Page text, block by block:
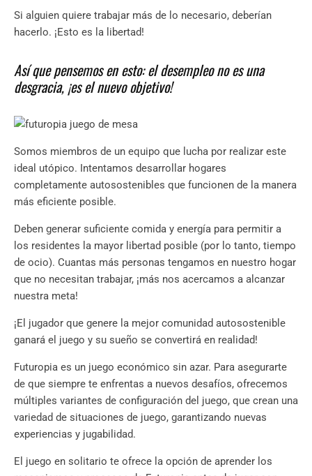
Si alguien quiere trabajar más de lo necesario, deberían
hacerlo. ¡Esto es la libertad!
Así que pensemos en esto: el desempleo no es una
desgracia, ¡es el nuevo objetivo!
Somos miembros de un equipo que lucha por realizar este
ideal utópico. Intentamos desarrollar hogares
completamente autosostenibles que funcionen de la manera
más eficiente posible.
Deben generar suficiente comida y energía para permitir a
los residentes la mayor libertad posible (por lo tanto, tiempo
de ocio). Cuantas más personas tengamos en nuestro hogar
que no necesitan trabajar, ¡más nos acercamos a alcanzar
nuestra meta!
¡El jugador que genere la mejor comunidad autosostenible
ganará el juego y su sueño se convertirá en realidad!
Futuropia es un juego económico sin azar. Para asegurarte
de que siempre te enfrentas a nuevos desafíos, ofrecemos
múltiples variantes de configuración del juego, que crean una
variedad de situaciones de juego, garantizando nuevas
experiencias y jugabilidad.
El juego en solitario te ofrece la opción de aprender los